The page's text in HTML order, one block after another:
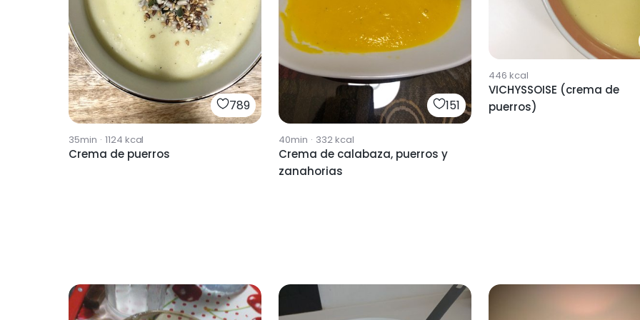
789
35min · 1124 kcal
Crema de puerros
151
40min · 332kcal
Crema de calabaza, puerros y
zanahorias
446 kcal
VICHYSSOISE (crema de
puerros)